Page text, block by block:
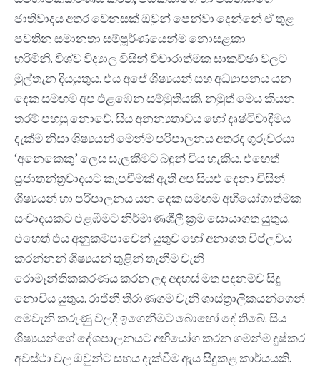
ජාතිවාදය අතර වෙනසක් ඔවුන් පෙන්වා දෙන්නේ ඒ තුළ
පවතින සමානතා සම්පූර්ණයෙන්ම නොසළකා
හරිමිනි. විශ්ව විද්‍යාල විසින් විචාරාත්මක සාකච්ඡා වලට
මුල්තැන දියයුතුය. එය අපේ ශිෂ්‍යයන් සහ අධ්‍යාපනය යන
දෙක සමඟම අප එළඹෙන සම්මුතියකි. නමුත් මෙය කියන
තරම් පහසු නොවේ. සිය අනන්‍යතාවය හෝ දෘෂ්ටිවාදීමය
දැක්ම නිසා ශිෂ්‍යයන් මෙන්ම පරිපාලනය අතරද ගුරුවරයා
‘අනෙකෙකු’ ලෙස සැලකීමට බඳුන් විය හැකිය. එහෙත්
ප්‍රජාතන්ත්‍රවාදයට කැපවීමක් ඇති අප සියළු දෙනා විසින්
ශිෂ්‍යයන් හා පරිපාලනය යන දෙක සමඟම අභියෝගාත්මක
සංවාදයකට එළඹීමට නිර්මාණශීලී ක්‍රම සොයාගත යුතුය.
එහෙත් එය අනුකම්පාවෙන් යුතුව හෝ අනාගත විප්ලවය
කරන්නන් ශිෂ්‍යයන් තුළින් තැනීම වැනි
රොමෑන්තිකකරණය කරන ලද අදහස් මත පදනම්ව සිදු
නොවිය යුතුය. රාජිනී තිරාණගම වැනි ශාස්ත්‍රාලිකයන්ගෙන්
මෙවැනි කරුණු වලදී ඉගෙනීමට බොහෝ දේ තිබේ. සිය
ශිෂ්‍යයන්ගේ දේශපාලනයට අභියෝග කරන ගමන්ම දුෂ්කර
අවස්ථා වල ඔවුන්ට සහය දැක්වීම ඇය සිදුකළ කාර්යයකි.